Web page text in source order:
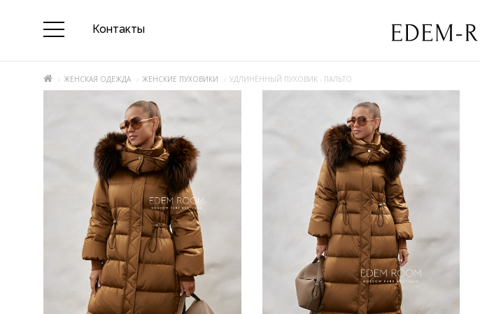
Контакты
ЖЕНСКАЯ ОДЕЖДА ЖЕНСКИЕ ПУХОВИКИ УДЛИНЁННЫЙ ПУХОВИК - ПАЛЬТО